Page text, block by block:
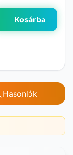
Kosárba
Hasonlók